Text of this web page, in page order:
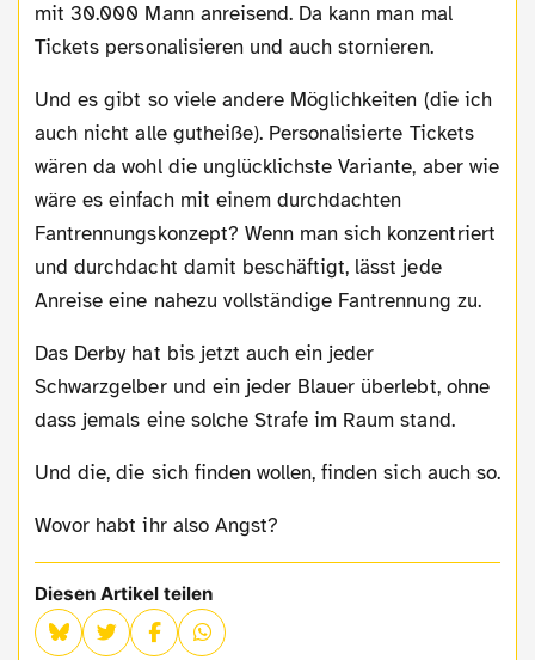
mit 30.000 Mann anreisend. Da kann man mal
Tickets personalisieren und auch stornieren.
Und es gibt so viele andere Möglichkeiten (die ich
auch nicht alle gutheiße). Personalisierte Tickets
wären da wohl die unglücklichste Variante, aber wie
wäre es einfach mit einem durchdachten
Fantrennungskonzept? Wenn man sich konzentriert
und durchdacht damit beschäftigt, lässt jede
Anreise eine nahezu vollständige Fantrennung zu.
Das Derby hat bis jetzt auch ein jeder
Schwarzgelber und ein jeder Blauer überlebt, ohne
dass jemals eine solche Strafe im Raum stand.
Und die, die sich finden wollen, finden sich auch so.
Wovor habt ihr also Angst?
Diesen Artikel teilen